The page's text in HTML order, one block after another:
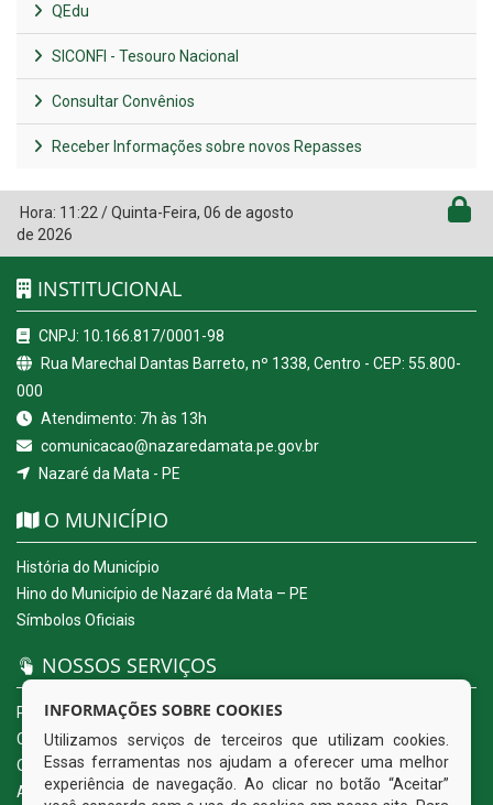
QEdu
SICONFI - Tesouro Nacional
Consultar Convênios
Receber Informações sobre novos Repasses
Hora: 11:22 /Quinta-Feira, 06 de agosto
de 2026
INSTITUCIONAL
CNPJ: 10.166.817/0001-98
Rua Marechal Dantas Barreto, nº 1338, Centro - CEP: 55.800-
000
Atendimento: 7h às 13h
comunicacao@nazaredamata.pe.gov.br
Nazaré da Mata - PE
O MUNICÍPIO
História do Município
Hino do Município de Nazaré da Mata – PE
Símbolos Oficiais
NOSSOS SERVIÇOS
Portal da Transparência
Carta de Serviços ao Usuário
Ouvidoria Eletrônica
Acesso a Informação (eSIC)
INFORMAÇÕES SOBRE COOKIES
Utilizamos serviços de terceiros que utilizam cookies.
Essas ferramentas nos ajudam a oferecer uma melhor
experiência de navegação. Ao clicar no botão “Aceitar”